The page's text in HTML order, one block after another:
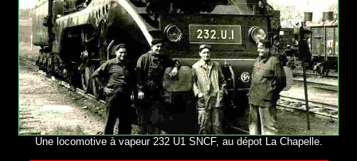
Une locomotive à vapeur 232 U1 SNCF, au dépot La Chapelle.